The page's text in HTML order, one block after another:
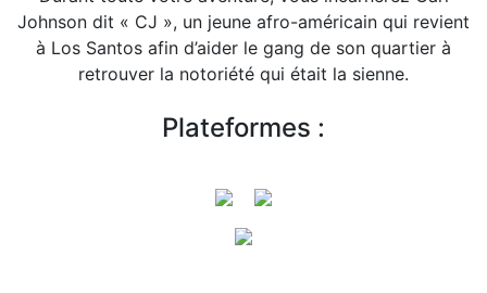
Johnson dit « CJ », un jeune afro-américain qui revient
à Los Santos afin d’aider le gang de son quartier à
retrouver la notoriété qui était la sienne.
Plateformes :